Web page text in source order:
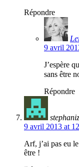
Répondre
9 avril
J’espère
sans être
Répondre
stephaniz
9 avril 2013 at
Arf, j’ai pas eu
être !